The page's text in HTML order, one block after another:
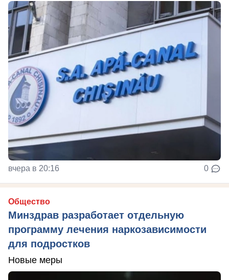
вчера в 20:16 0
Общество
Минздрав разработает отдельную
программу лечения наркозависимости
для подростков
Новые меры